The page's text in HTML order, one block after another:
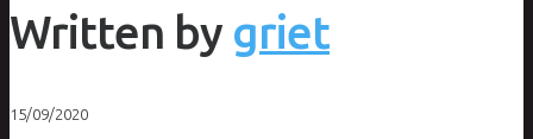
Written by griet
15/09/2020